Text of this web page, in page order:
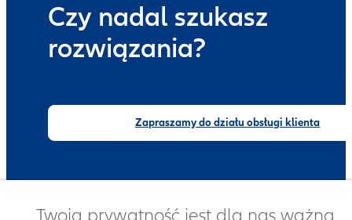
Czy nadal szukasz
rozwiązania?
Zapraszamy do działu obsługi klienta